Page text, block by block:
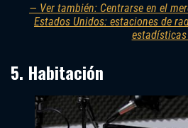
— Ver también: Centrarse en el
Estados Unidos: estaciones de
5. Habitación